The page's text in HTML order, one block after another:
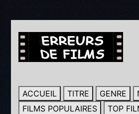
ACCUEIL TITRE GENRE
FILMS POPULAIRES
TOP